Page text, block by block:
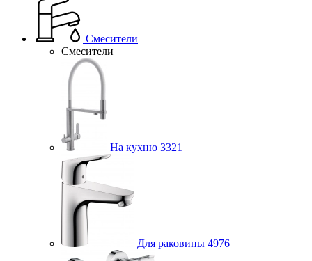
Смесители
Смесители
На кухню 3321
Для раковины 4976